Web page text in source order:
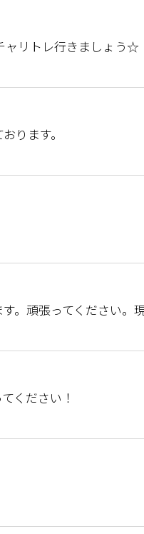
ャリトレ行きましょう☆
ります。
。頑張ってください。
ください！